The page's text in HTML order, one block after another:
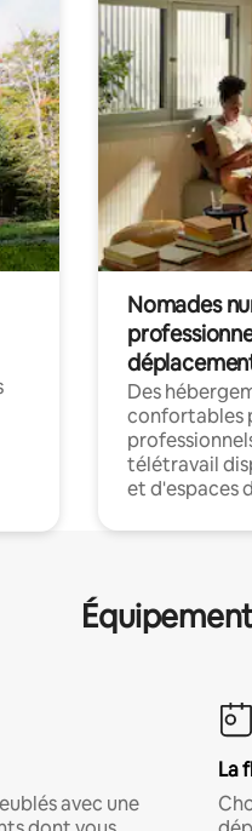
Nomades
Des
confortables
télétravail
et d'espaces
avec une
La